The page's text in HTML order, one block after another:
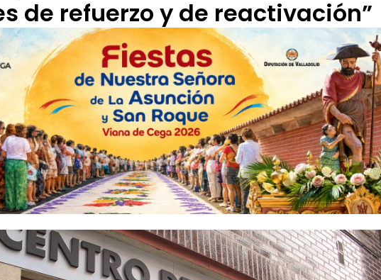
de refuerzo y de reactivación”